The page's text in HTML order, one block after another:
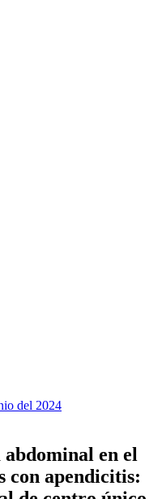
del 2024
en el
con apendicitis: